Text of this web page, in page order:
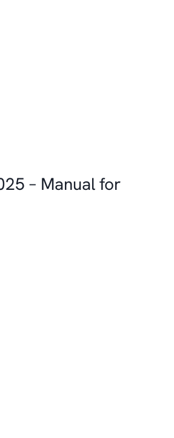
– Manual for